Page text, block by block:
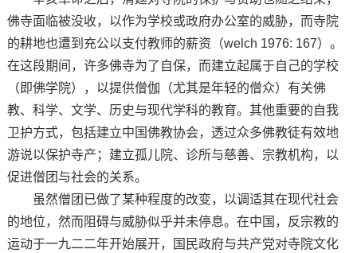
佛寺面临被没收，以作为学校或政府办公室的威胁，而寺院
的耕地也遭到充公以支付教师的薪资（welch 1976: 167）。
在这段期间，许多佛寺为了自保，而建立起属于自己的学校
（即佛学院），以提供僧伽（尤其是年轻的僧众）有关佛
教、科学、文学、历史与现代学科的教育。其他重要的自我
卫护方式，包括建立中国佛教协会，透过众多佛教徒有效地
游说以保护寺产；建立孤儿院、诊所与慈善、宗教机构，以
促进僧团与社会的关系。
虽然僧团已做了某种程度的改变，以调适其在现代社会
的地位，然而阻碍与威胁似乎并未停息。在中国，反宗教的
运动于一九二二年开始展开，国民政府与共产党对寺院文化